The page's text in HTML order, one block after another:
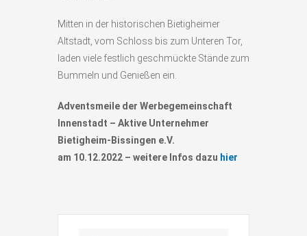
Mitten in der historischen Bietigheimer
Altstadt, vom Schloss bis zum Unteren Tor,
laden viele festlich geschmückte Stände zum
Bummeln und Genießen ein.
Adventsmeile der Werbegemeinschaft
Innenstadt – Aktive Unternehmer
Bietigheim-Bissingen e.V.
am 10.12.2022 – weitere Infos dazu hier